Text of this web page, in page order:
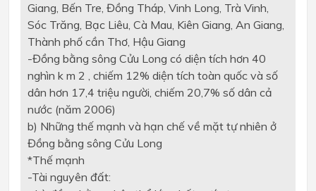
Giang, Bến Tre, Đồng Tháp, Vinh Long, Trà Vinh,
Sóc Trăng, Bạc Liêu, Cà Mau, Kiên Giang, An Giang,
Thành phố cần Thơ, Hậu Giang
-Đồng bằng sông Cửu Long có diện tích hơn 40
nghìn k m 2 , chiếm 12% diện tích toàn quốc và số
dân hơn 17,4 triệu người, chiếm 20,7% số dân cả
nước (năm 2006)
b) Những thế mạnh và hạn chế về mặt tự nhiên ở
Đồng bằng sông Cửu Long
*Thế mạnh
-Tài nguyên đất: